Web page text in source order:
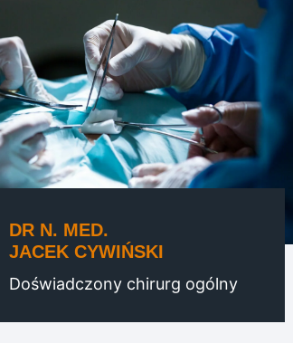
DR N. MED.
JACEK CYWIŃSKI
Doświadczony chirurg ogólny